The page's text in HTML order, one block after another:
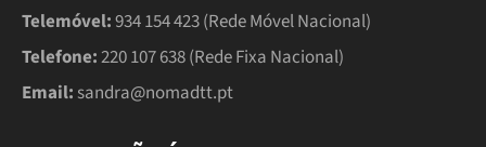
Telemóvel:934 154 423 (Rede Móvel Nacional)
Telefone:220 107 638 (Rede Fixa Nacional)
Email: sandra@nomadtt.pt